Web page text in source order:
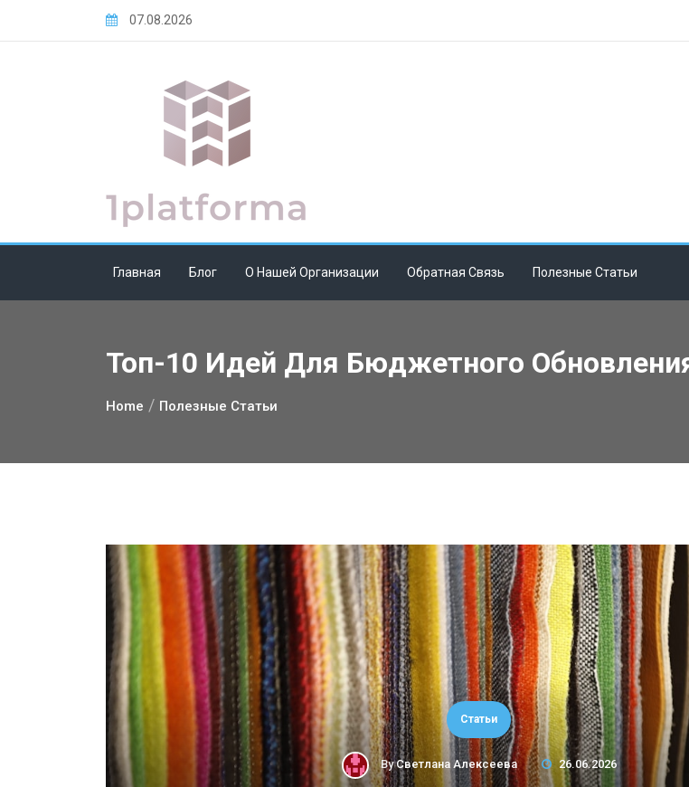
07.08.2026
Главная Блог О Нашей Организации Обратная Связь Полезные Статьи
Топ-10 Идей Для Бюджетного
Home Полезные Статьи
Статьи
ByСветлана Алексеева 26.06.2026